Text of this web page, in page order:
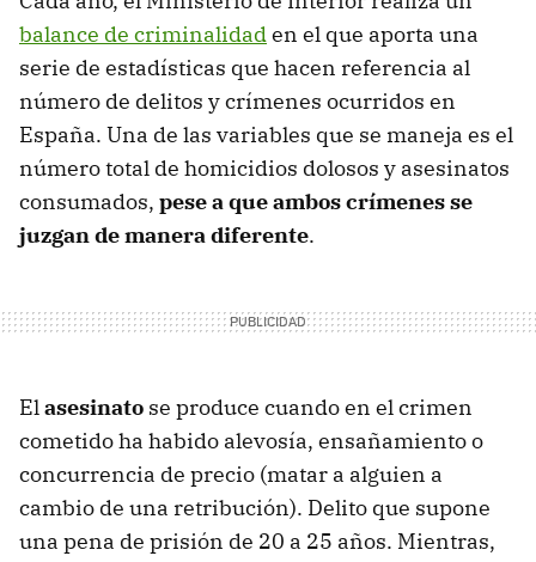
balance de criminalidaden el que aporta una
serie de estadísticas que hacen referencia al
número de delitos y crímenes ocurridos en
España. Una de las variables que se maneja es el
número total de homicidios dolosos y asesinatos
consumados, pese a que ambos crímenes se
juzgan de manera diferente.
Elasesinato se produce cuando en el crimen
cometido ha habido alevosía, ensañamiento o
concurrencia de precio (matar a alguien a
cambio de una retribución). Delito que supone
una pena de prisión de 20 a 25 años. Mientras,